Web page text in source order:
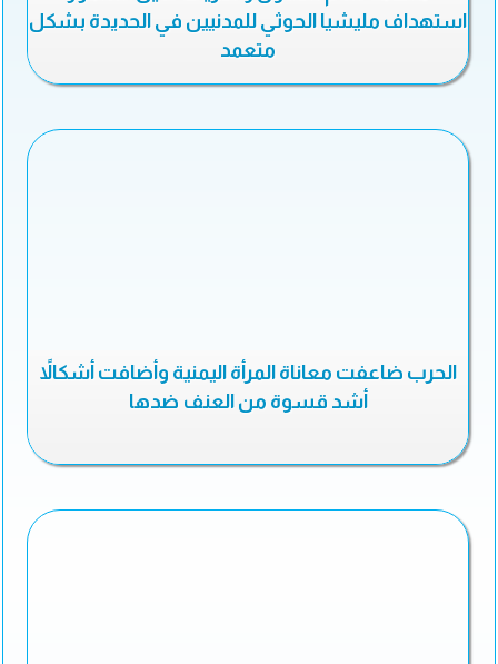
استهداف مليشيا الحوثي للمدنيين في الحديدة بشكل
متعمد
الحرب ضاعفت معاناة المرأة اليمنية وأضافت أشكالاً
أشد قسوة من العنف ضدها